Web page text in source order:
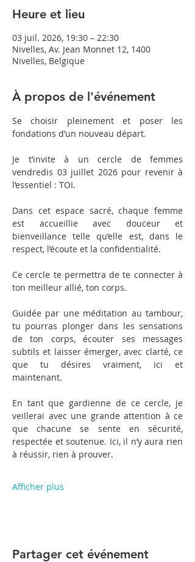
Heure et lieu
03 juil. 2026, 19:30 – 22:30
Nivelles, Av. Jean Monnet 12, 1400
Nivelles, Belgique
À propos de l'événement
Se choisir pleinement et poser les
fondations d’un nouveau départ.
Je t’invite à un cercle de femmes
vendredis 03 juillet 2026 pour revenir à
l’essentiel : TOI.
Dans cet espace sacré, chaque femme
est accueillie avec douceur et
bienveillance telle qu’elle est, dans le
respect, l’écoute et la confidentialité.
Ce cercle te permettra de te connecter à
ton meilleur allié, ton corps.
Guidée par une méditation au tambour,
tu pourras plonger dans les sensations
de ton corps, écouter ses messages
subtils et laisser émerger, avec clarté, ce
que tu désires vraiment, ici et
maintenant.
En tant que gardienne de ce cercle, je
veillerai avec une grande attention à ce
que chacune se sente en sécurité,
respectée et soutenue. Ici, il n’y aura rien
à réussir, rien à prouver.
Afficher plus
Partager cet événement